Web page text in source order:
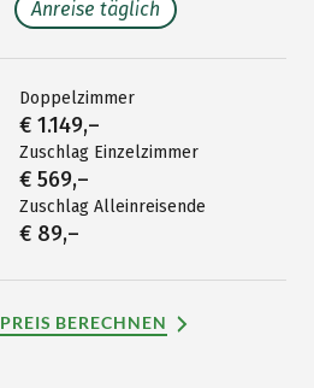
Anreise täglich
Doppelzimmer
€ 1.149,–
Zuschlag Einzelzimmer
€ 569,–
Zuschlag Alleinreisende
€ 89,–
PREIS BERECHNEN